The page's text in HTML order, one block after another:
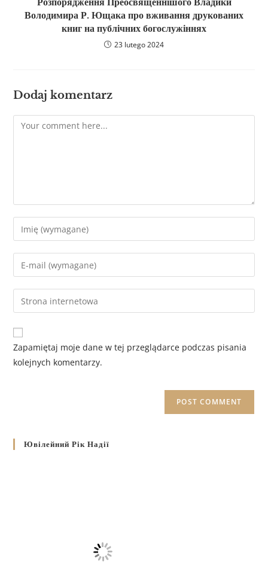
Володимира Р. Ющака про вживання друкованих
книг на публічних богослужіннях
23 lutego 2024
Dodaj komentarz
Zapamiętaj moje dane w tej przeglądarce podczas pisania
kolejnych komentarzy.
Ювілейний Рік Надії